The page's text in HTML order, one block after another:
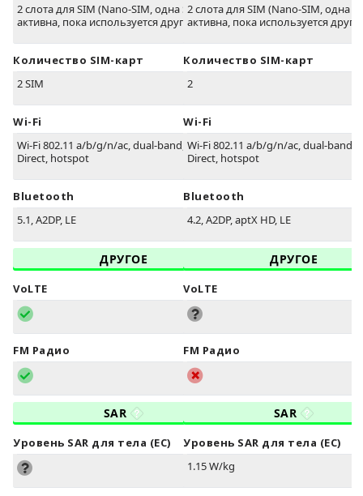
2 слота для SIM (Nano-SIM, одна SIM не
активна, пока используется другая)
Количество SIM-карт
2 SIM
Wi-Fi
Wi-Fi 802.11 a/b/g/n/ac, dual-band, Wi-Fi
Direct, hotspot
Bluetooth
5.1, A2DP, LE
ДРУГОЕ
VoLTE
FM Радио
SAR
Уровень SAR для тела (ЕС)
2 слота для SIM (Nano-SIM, одна
активна, пока используется
Количество SIM-карт
2
Wi-Fi
Wi-Fi 802.11 a/b/g/n/ac, dual-band,
Direct, hotspot
Bluetooth
4.2, A2DP, aptX HD, LE
ДРУГОЕ
VoLTE
FM Радио
SAR
Уровень SAR для тела (ЕС)
1.15 W/kg